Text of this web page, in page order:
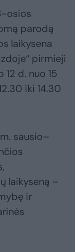
osios
parodą
laikysena
pirmieji
d. nuo 15
iki 14.30
sausio–
laikyseną –
ir